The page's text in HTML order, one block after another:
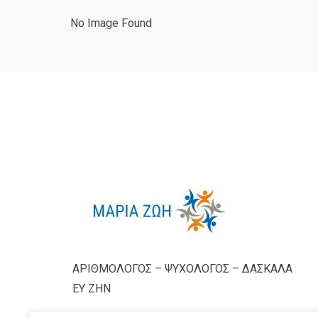
No Image Found
ΑΡΙΘΜΟΛΟΓΟΣ – ΨΥΧΟΛΟΓΟΣ – ΔΑΣΚΑΛΑ
ΕΥ ΖΗΝ